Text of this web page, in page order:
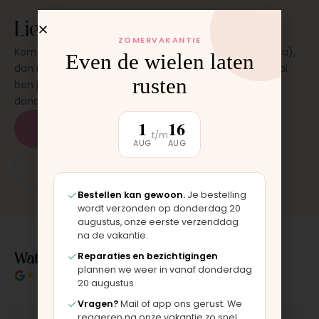
Liever laten plaatsen?
Kom langs in onze werkplaats in Moordrecht (bij Gouda),
dan monteren wij het onderdeel direct voor je. Meestal
ben je binnen 15 tot 20 minuten weer buiten. Op
donderdag en zaterdag, op afspraak.
Plan een afspraak
Wat klanten over ons zeggen
★★★★★ 4.9/5 klantbeoordeling
ZOMERVAKANTIE
Even de wielen laten
rusten
1
AUG
t/m16
AUG
Bestellen kan gewoon. Je bestelling
wordt verzonden op donderdag 20
augustus, onze eerste verzenddag
na de vakantie.
Reparaties en bezichtigingen
plannen we weer in vanaf donderdag
20 augustus.
Vragen?Mail of app ons gerust. We